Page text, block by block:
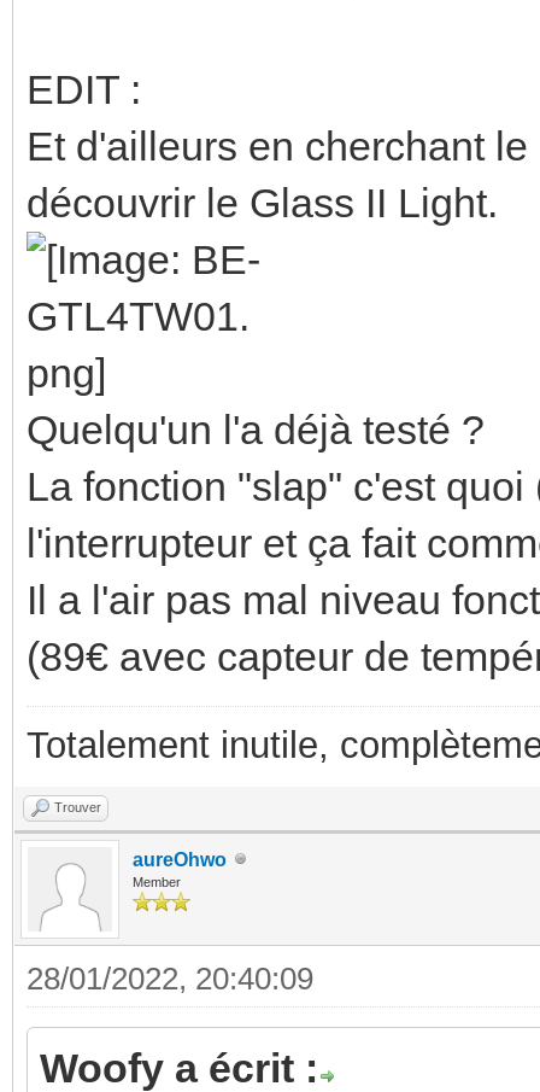
EDIT :
Et d'ailleurs en cherchant
découvrir le Glass II Light.
Quelqu'un l'a déjà testé ?
La fonction "slap" c'est
l'interrupteur et ça fait
Il a l'air pas mal niveau
(89€ avec capteur de
Totalement inutile,
Trouver
aureOhwo
Member
28/01/2022, 20:40:09
Woofy a écrit :